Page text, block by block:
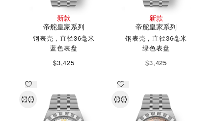
新款
帝舵皇家系列
钢表壳，直径36毫米
蓝色表盘
$3,425
新款
帝舵皇家系列
钢表壳，直径36毫米
绿色表盘
$3,425